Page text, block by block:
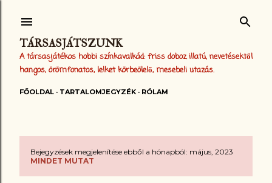
TÁRSASJÁTSZUNK
A társasjátékos hobbi színkavalkád: friss doboz illatú, nevetésektől
hangos, örömfonatos, lelket körbeölelő, mesebeli utazás.
FŐOLDAL TARTALOMJEGYZÉK RÓLAM
Bejegyzések megjelenítése ebből a hónapból: május, 2023
MINDET MUTAT